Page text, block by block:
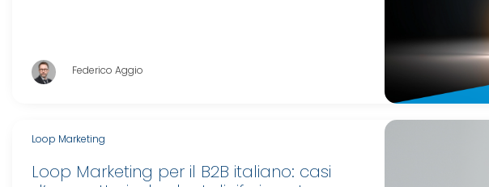
Federico Aggio
Loop Marketing
Loop Marketing per il B2B italiano: casi